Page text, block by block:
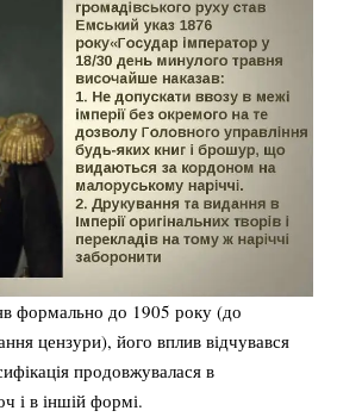
формально до 1905 року (до
цензури), його вплив відчувався
продовжувалася в
і в іншій формі.